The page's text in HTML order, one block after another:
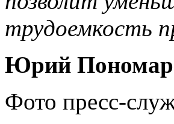
трудоемкость
Юрий
Фото пресс-